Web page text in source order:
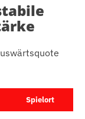
Spielort